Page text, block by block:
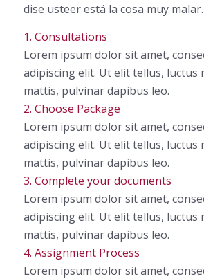
dise usteer está la cosa muy malar.
1. Consultations
Lorem ipsum dolor sit amet,
adipiscing elit. Ut elit tellus, luctus
mattis, pulvinar dapibus leo.
2. Choose Package
Lorem ipsum dolor sit amet,
adipiscing elit. Ut elit tellus, luctus
mattis, pulvinar dapibus leo.
3. Complete your documents
Lorem ipsum dolor sit amet,
adipiscing elit. Ut elit tellus, luctus
mattis, pulvinar dapibus leo.
4. Assignment Process
Lorem ipsum dolor sit amet,